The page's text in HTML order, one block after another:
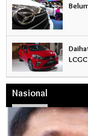
LCGC
Nasional